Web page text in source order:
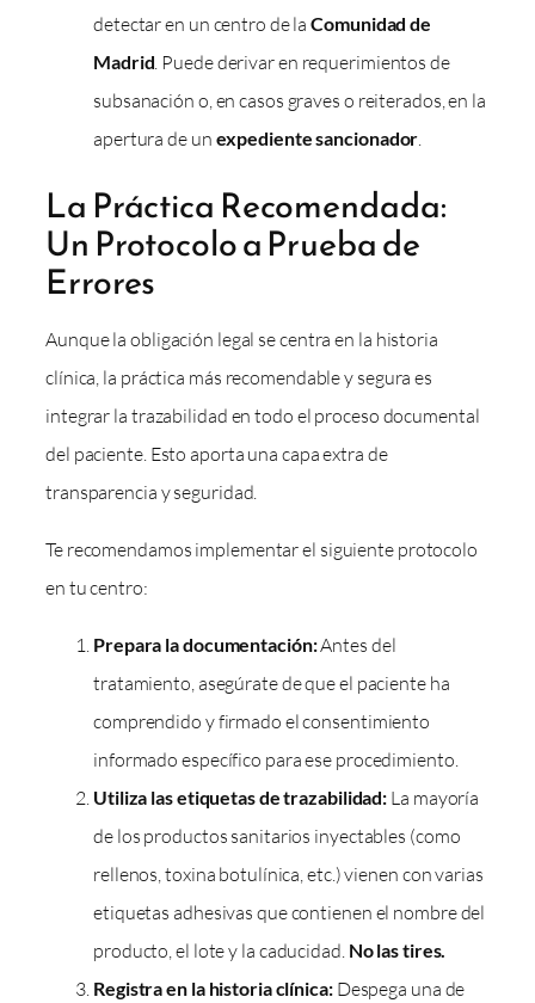
detectar en un centro de laComunidad de
Madrid. Puede derivar en requerimientos de
subsanación o, en casos graves o reiterados, en la
apertura de un expediente sancionador.
La Práctica Recomendada:
Un Protocolo a Prueba de
Errores
Aunque la obligación legal se centra en la historia
clínica, la práctica más recomendable y segura es
integrar la trazabilidad en todo el proceso documental
del paciente. Esto aporta una capa extra de
transparencia y seguridad.
Te recomendamos implementar el siguiente protocolo
en tu centro:
Prepara la documentación:Antes del
tratamiento, asegúrate de que el paciente ha
comprendido y firmado el consentimiento
informado específico para ese procedimiento.
Utiliza las etiquetas de trazabilidad: La mayoría
de los productos sanitarios inyectables (como
rellenos, toxina botulínica, etc.) vienen con varias
etiquetas adhesivas que contienen el nombre del
producto, el lote y la caducidad. No las tires.
Registra en la historia clínica:Despega una de